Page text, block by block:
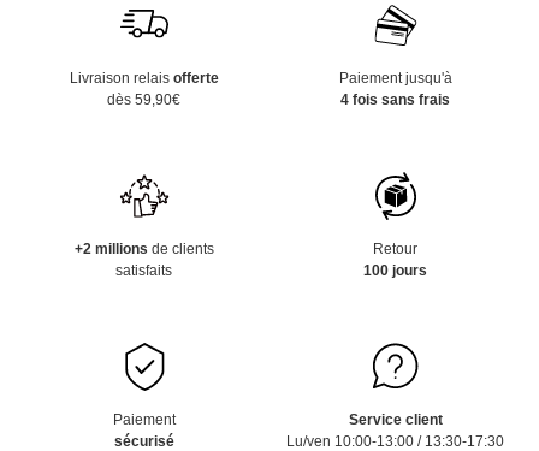
Livraison relais offerte
dès 59,90€
Paiement jusqu'à
4 fois sans frais
+2 millions de clients
satisfaits
Retour
100 jours
Paiement
sécurisé
Service client
Lu/ven 10:00-13:00 / 13:30-17:30